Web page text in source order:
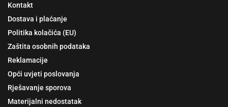
Kontakt
Dostava i plaćanje
Politika kolačića (EU)
Zaštita osobnih podataka
Reklamacije
Opći uvjeti poslovanja
Rješavanje sporova
Materijalni nedostatak